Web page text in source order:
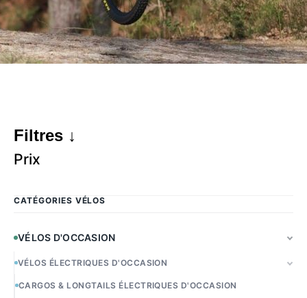
Filtres ↓
Prix
CATÉGORIES VÉLOS
VÉLOS D'OCCASION
VÉLOS ÉLECTRIQUES D'OCCASION
CARGOS & LONGTAILS ÉLECTRIQUES D'OCCASION